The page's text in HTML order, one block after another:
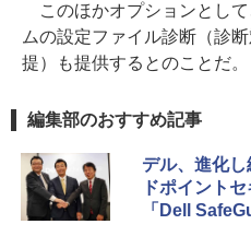
このほかオプションとし
ムの設定ファイル診断（診
提）も提供するとのことだ。
編集部のおすすめ記事
デル、進化
ドポイント
「Dell